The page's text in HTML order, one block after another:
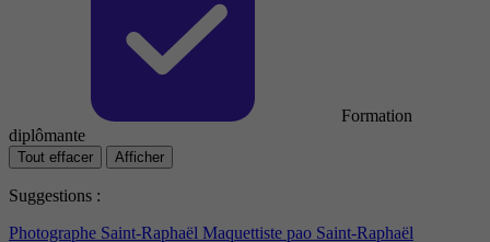
Formation
diplômante
Tout effacer Afficher
Suggestions :
Photographe Saint-Raphaël Maquettiste pao Saint-Raphaël